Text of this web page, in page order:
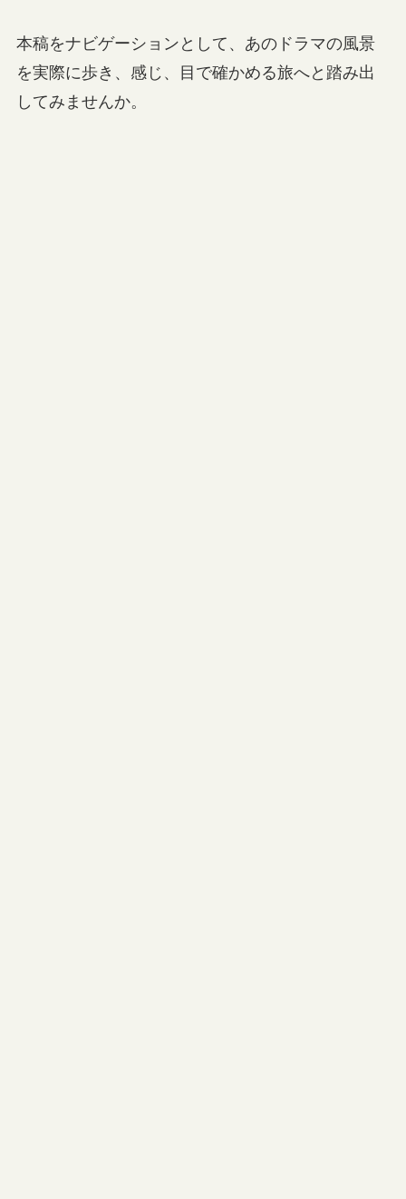
本稿をナビゲーションとして、あのドラマの風景
を実際に歩き、感じ、目で確かめる旅へと踏み出
してみませんか。